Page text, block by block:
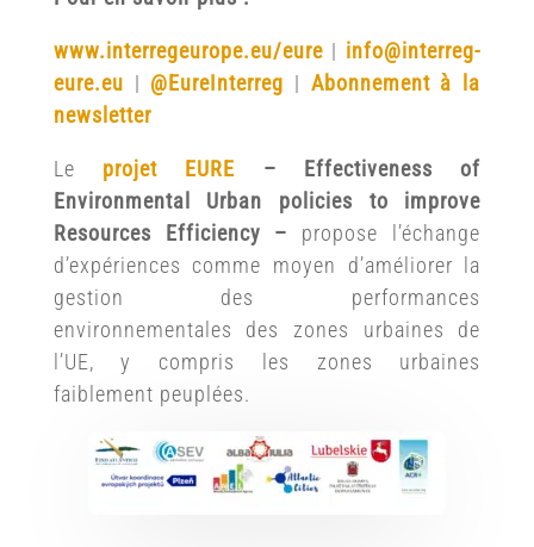
www.interregeurope.eu/eure| info@interreg-
eure.eu | @EureInterreg | Abonnement à la
newsletter
Le projet EURE
– Effectiveness of
Environmental Urban policies to improve
Resources Efficiency – propose l’échange
d’expériences comme moyen d’améliorer la
gestion des performances
environnementales des zones urbaines de
l’UE, y compris les zones urbaines
faiblement peuplées.